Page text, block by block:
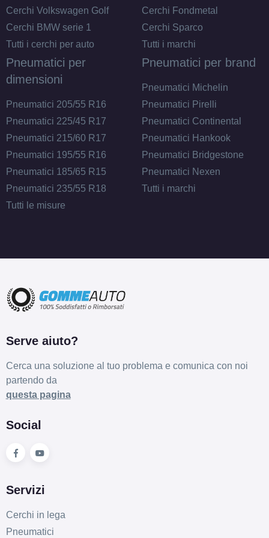
Cerchi Volkswagen Golf
Cerchi BMW serie 1
Tutti i cerchi per auto
Cerchi Fondmetal
Cerchi Sparco
Tutti i marchi
Pneumatici per
dimensioni
Pneumatici 205/55 R16
Pneumatici 225/45 R17
Pneumatici 215/60 R17
Pneumatici 195/55 R16
Pneumatici 185/65 R15
Pneumatici 235/55 R18
Tutti le misure
Pneumatici per brand
Pneumatici Michelin
Pneumatici Pirelli
Pneumatici Continental
Pneumatici Hankook
Pneumatici Bridgestone
Pneumatici Nexen
Tutti i marchi
Serve aiuto?
Cerca una soluzione al tuo problema e comunica con noi
partendo da
questa pagina
Social
Servizi
Cerchi in lega
Pneumatici